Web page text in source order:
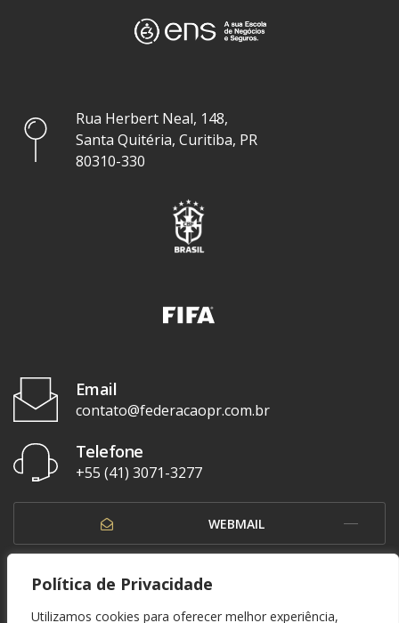
Política de Privacidade
Utilizamos cookies para oferecer melhor experiência,
Rua Herbert Neal, 148,
Santa Quitéria, Curitiba, PR
80310-330
Email
contato@federacaopr.com.br
Telefone
+55 (41) 3071-3277
WEBMAIL
OUVIDORIA